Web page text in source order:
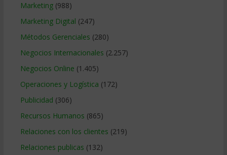
Marketing(988)
Marketing Digital (247)
Métodos Gerenciales (280)
Negocios Internacionales (2.257)
Negocios Online (1.405)
Operaciones y Logística (172)
Publicidad (306)
Recursos Humanos (865)
Relaciones con los clientes (219)
Relaciones publicas (132)